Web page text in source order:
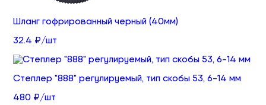
Шланг гофрированный черный (40мм)
32.4 ₽/шт
Степлер "888" регулируемый, тип скобы 53, 6-14 мм
480 ₽/шт